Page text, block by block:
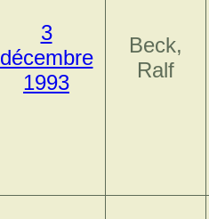
3
décembre
1993
Beck,
Ralf